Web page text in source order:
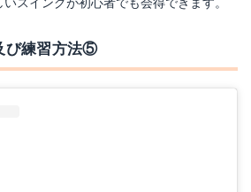
スイングが初心者でも会得できます。
び練習方法⑤